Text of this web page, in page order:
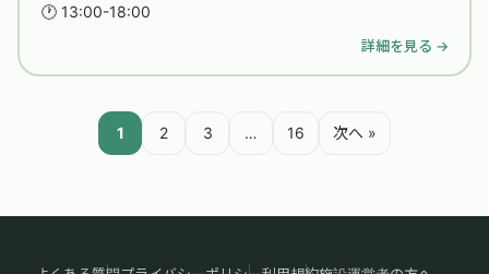
🕐 13:00-18:00
詳細を見る →
投稿のページ送り
1 2 3 … 16 次へ »